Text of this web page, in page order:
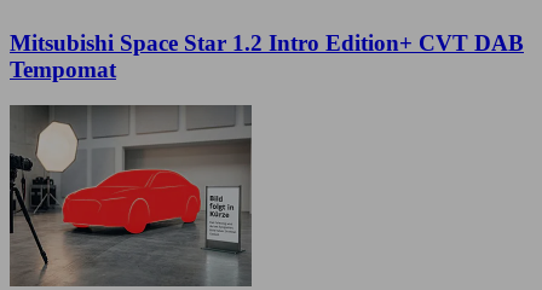
Mitsubishi Space Star 1.2 Intro Edition+ CVT DAB
Tempomat